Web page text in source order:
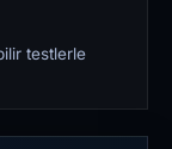
testlerle